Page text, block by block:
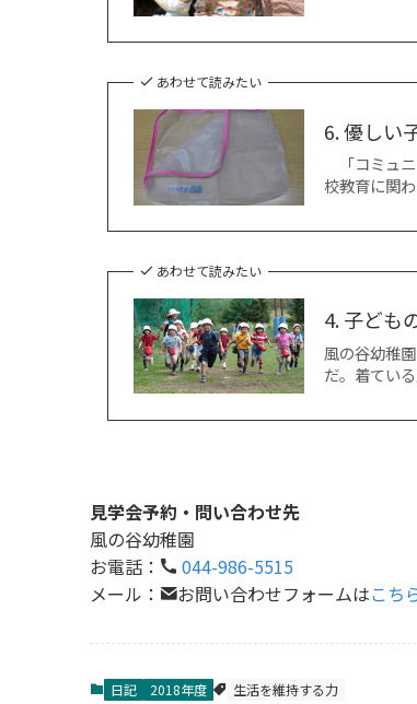
あわせて読みたい
6. 優しい
「コミュ
校教育に関
あわせて読みたい
4. 子ども
風の谷幼稚
だ。着てい
見学会予約・問い合わせ先
風の谷幼稚園
お電話：
044-986-5515
メール：
お問い合わせフォームはこち
日記 2018年度 生活を維持する力